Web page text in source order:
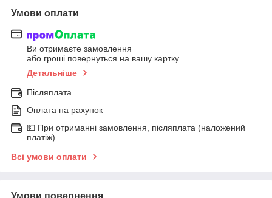
Умови оплати
Ви отримаєте замовлення
або гроші повернуться на вашу картку
Детальніше
Післяплата
Оплата на рахунок
💵 При отриманні замовлення, післяплата (наложений
платіж)
Всі умови оплати
Умови повернення